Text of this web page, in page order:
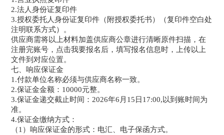
2.法人身份证复印件
3.授权委托人身份证复印件（附授权委托书）（复印件空白处
注明联系方式）。
供应商需将以上材料加盖供应商公章进行清晰原件扫描，在
注册完账号，点击我要报名后，填写报名信息时，上传以上
文件到对应位置。
七、响应保证金
1.付款单位名称必须与供应商名称一致。
2.保证金金额：10000元整。
3.保证金递交截止时间：2026年6月15日17:00,以到账时间为
准。
4.保证金缴纳方式：
（1）响应保证金的形式：电汇、电子保函方式。